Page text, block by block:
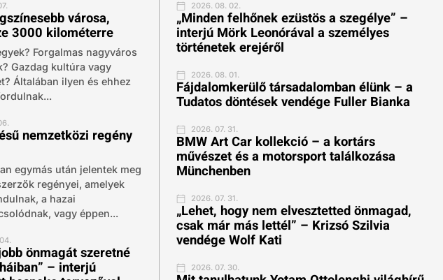
városa,
3000 kilométerre
Forgalmas nagyváros
Gazdag kultúra vagy
Általában ilyen és ehhez
nemzetközi regény
egymás után jelentek meg
regényei, amelyek
a hazai
vagy éppen...
önmagát szeretné
– interjú
2026. 08. 02.
„Minden felhőnek ezüstös a szegélye” –
interjú Mörk Leonórával a személyes
történetek erejéről
2026. 08. 01.
Fájdalomkerülő társadalomban élünk – a
Tudatos döntések vendége Fuller Bianka
2026. 07. 31.
BMW Art Car kollekció – a kortárs
művészet és a motorsport találkozása
Münchenben
2026. 07. 31.
„Lehet, hogy nem elvesztetted önmagad,
csak már más lettél” – Krizsó Szilvia
vendége Wolf Kati
2026. 07. 30.